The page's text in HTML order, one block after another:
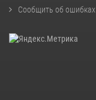
Сообщить об ошибках